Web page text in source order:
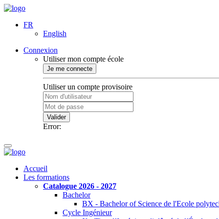
FR
English
Connexion
Utiliser mon compte école
Je me connecte
Utiliser un compte provisoire
Valider
Error:
Accueil
Les formations
Catalogue 2026 - 2027
Bachelor
BX - Bachelor of Science de l'Ecole
Cycle Ingénieur